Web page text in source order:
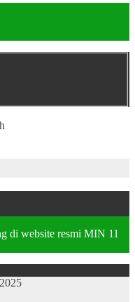
di website resmi MIN 11